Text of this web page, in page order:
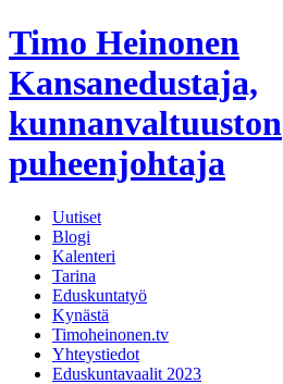
Timo Heinonen
Kansanedustaja,
kunnanvaltuuston
puheenjohtaja
Uutiset
Blogi
Kalenteri
Tarina
Eduskuntatyö
Kynästä
Timoheinonen.tv
Yhteystiedot
Eduskuntavaalit 2023